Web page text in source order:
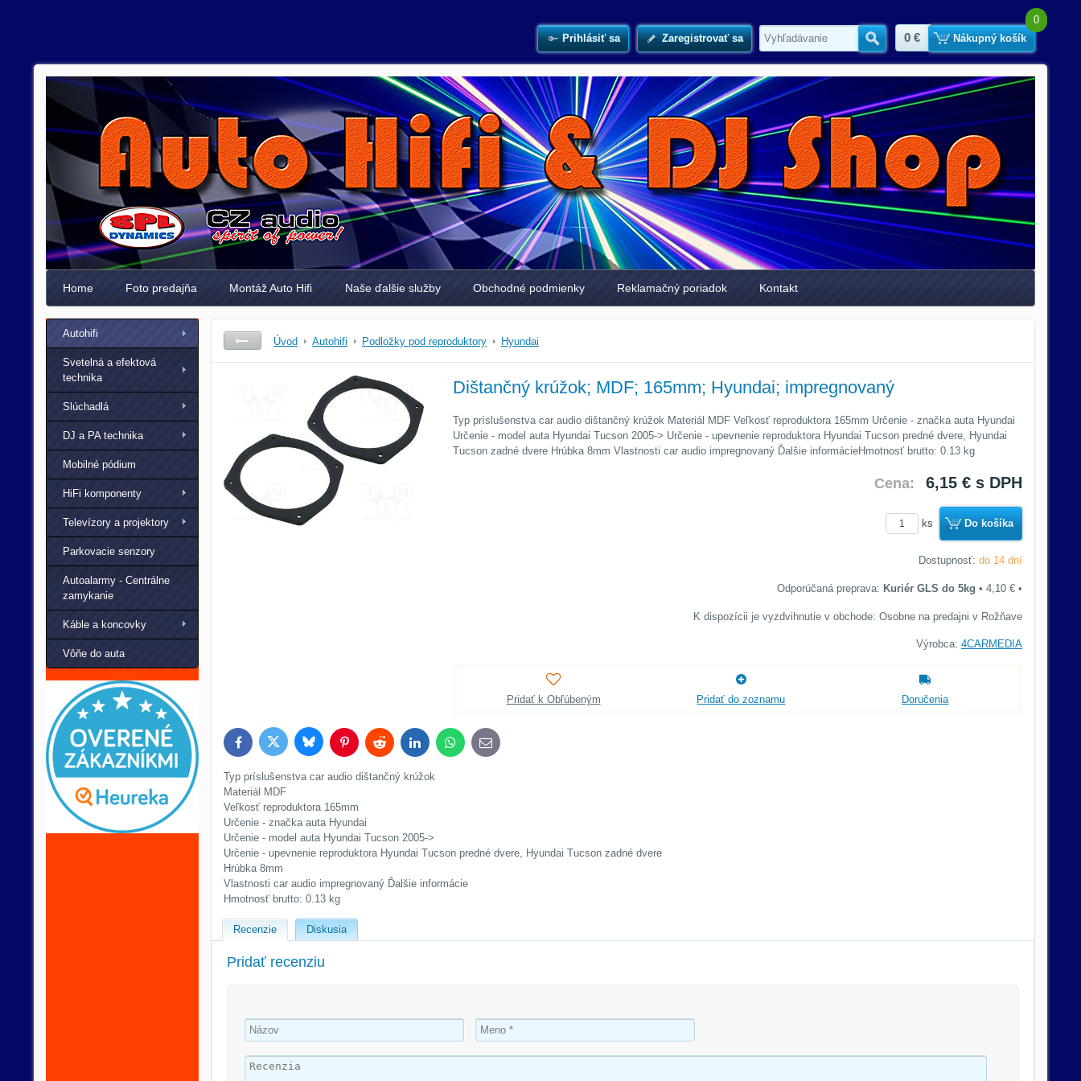
Prihlásiť sa Zaregistrovať sa Hľadať
0 €
0
Nákupný košík
Home Foto predajňa Montáž Auto Hifi Naše ďalšie služby Obchodné podmienky Reklamačný poriadok Kontakt
Úvod Autohifi Podložky pod reproduktory Hyundai
Dištančný krúžok; MDF; 165mm; Hyundai; impregnovaný
Typ príslušenstva car audio dištančný krúžok Materiál MDF Veľkosť reproduktora 165mm Určenie - značka auta Hyundai
Určenie - model auta Hyundai Tucson 2005-> Určenie - upevnenie reproduktora Hyundai Tucson predné dvere, Hyundai
Tucson zadné dvere Hrúbka 8mm Vlastnosti car audio impregnovaný Ďalšie informácieHmotnosť brutto: 0.13 kg
Cena: 6,15 € s DPH
ks Do košíka
Dostupnosť: do 14 dní
Kuriér GLS do 5kg • 4,10 € •
Osobne na predajni v Rožňave
Výrobca: 4CARMEDIA
Pridať k Obľúbeným Pridať do zoznamu Doručenia
FacebookTwitter BlueskyPinterestReddit LinkedInWhatsApp
E-
mail
Typ príslušenstva car audio dištančný krúžok
Materiál MDF
Veľkosť reproduktora 165mm
Určenie - značka auta Hyundai
Určenie - model auta Hyundai Tucson 2005->
Určenie - upevnenie reproduktora Hyundai Tucson predné dvere, Hyundai Tucson zadné dvere
Hrúbka 8mm
Vlastnosti car audio impregnovaný Ďalšie informácie
Hmotnosť brutto: 0.13 kg
Recenzie Diskusia
Pridať recenziu
Autohifi
Svetelná a efektová
technika
Slúchadlá
DJ a PA technika
Mobilné pódium
HiFi komponenty
Televízory a projektory
Parkovacie senzory
Autoalarmy - Centrálne
zamykanie
Káble a koncovky
Vôňe do auta